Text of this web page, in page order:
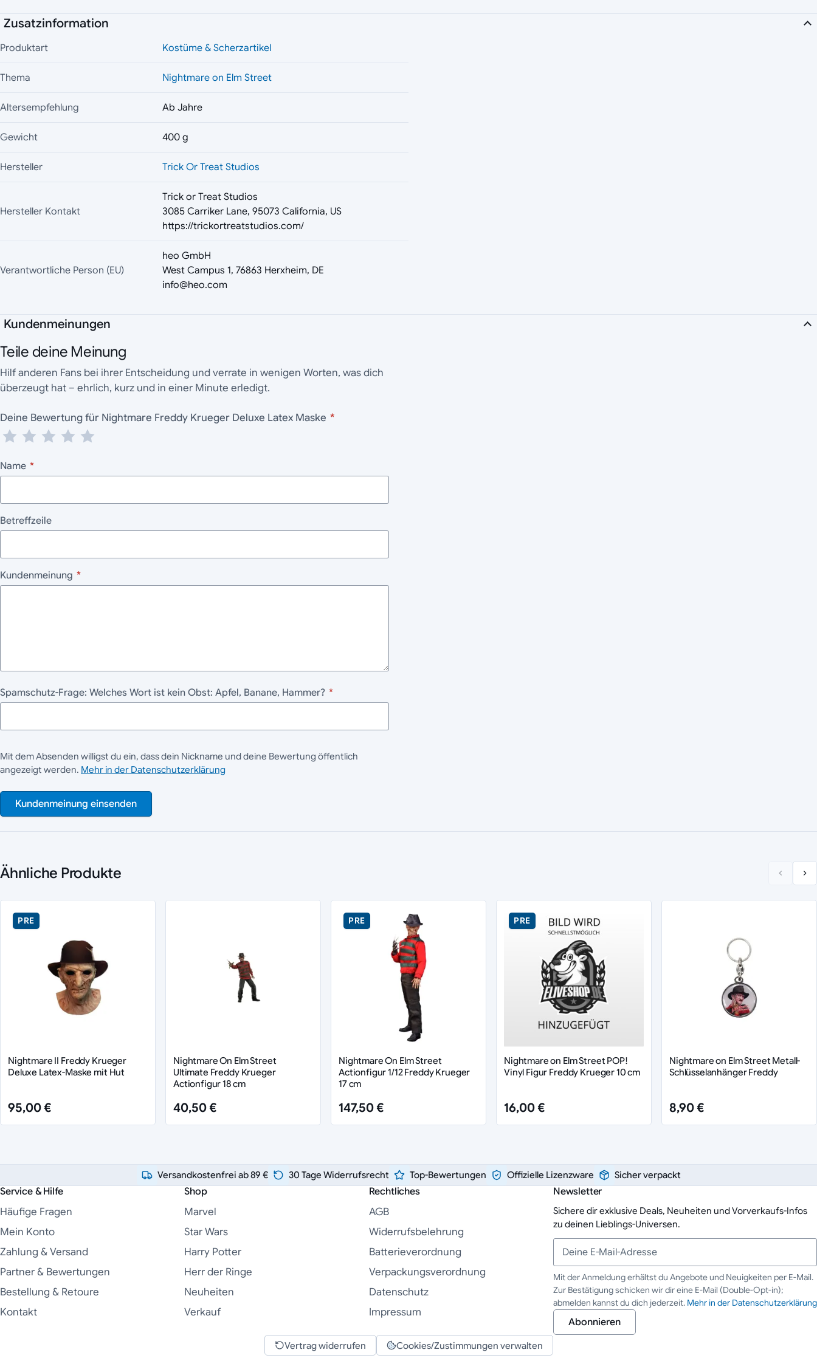
Zusatzinformation
Produktart Kostüme & Scherzartikel
Thema Nightmare on Elm Street
Altersempfehlung Ab Jahre
Gewicht 400 g
Hersteller Trick Or Treat Studios
Hersteller Kontakt
Trick or Treat Studios
3085 Carriker Lane, 95073 California, US
https://trickortreatstudios.com/
Verantwortliche Person (EU)
heo GmbH
West Campus 1, 76863 Herxheim, DE
info@heo.com
Kundenmeinungen
Teile deine Meinung
Hilf anderen Fans bei ihrer Entscheidung und verrate in wenigen Worten, was dich
überzeugt hat – ehrlich, kurz und in einer Minute erledigt.
Deine Bewertung für Nightmare Freddy Krueger Deluxe Latex Maske *
Name *
Betreffzeile
Kundenmeinung *
Spamschutz-Frage: Welches Wort ist kein Obst: Apfel, Banane, Hammer? *
Mit dem Absenden willigst du ein, dass dein Nickname und deine Bewertung öffentlich
angezeigt werden. Mehr in der Datenschutzerklärung
Kundenmeinung einsenden
Ähnliche Produkte
PRE
Nightmare II Freddy Krueger
Deluxe Latex-Maske mit Hut
95,00 €
Nightmare On Elm Street
Ultimate Freddy Krueger
Actionfigur 18 cm
40,50 €
PRE
Nightmare On Elm Street
Actionfigur 1/12 Freddy Krueger
17 cm
147,50 €
PRE
Nightmare on Elm Street POP!
Vinyl Figur Freddy Krueger 10 cm
16,00 €
Nightmare on Elm Street Metall-
Schlüsselanhänger Freddy
8,90 €
Versandkostenfrei ab 89 € 30 Tage Widerrufsrecht Top-Bewertungen Offizielle Lizenzware Sicher verpackt
Service & Hilfe
Häufige Fragen
Mein Konto
Zahlung & Versand
Partner & Bewertungen
Bestellung & Retoure
Kontakt
Shop
Marvel
Star Wars
Harry Potter
Herr der Ringe
Neuheiten
Verkauf
Rechtliches
AGB
Widerrufsbelehrung
Batterieverordnung
Verpackungsverordnung
Datenschutz
Impressum
Newsletter
Sichere dir exklusive Deals, Neuheiten und Vorverkaufs-Infos
zu deinen Lieblings-Universen.
Deine E-Mail-Adresse
Mit der Anmeldung erhältst du Angebote und Neuigkeiten per E-Mail.
Zur Bestätigung schicken wir dir eine E-Mail (Double-Opt-in);
abmelden kannst du dich jederzeit. Mehr in der Datenschutzerklärung
Abonnieren
Vertrag widerrufen Cookies/Zustimmungen verwalten